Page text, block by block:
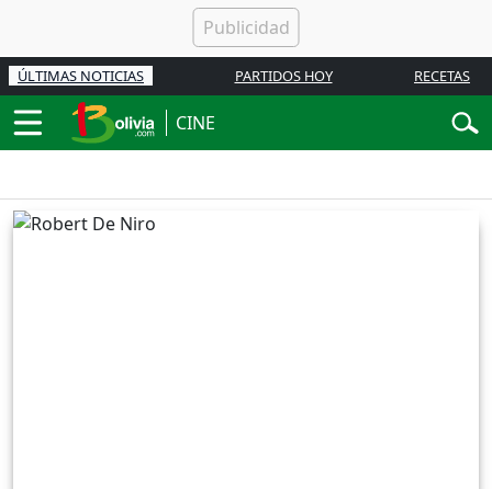
ÚLTIMAS NOTICIAS PARTIDOS HOY RECETAS
CINE